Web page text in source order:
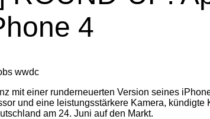
4
mit einer runderneuerten Version seines
und eine leistungsstärkere Kamera,
am 24. Juni auf den Markt.